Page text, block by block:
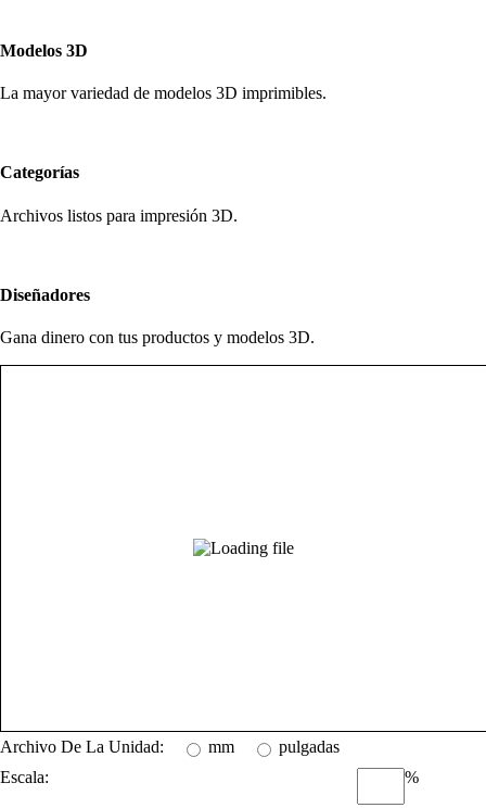
Modelos 3D
La mayor variedad de modelos 3D imprimibles.
Categorías
Archivos listos para impresión 3D.
Diseñadores
Gana dinero con tus productos y modelos 3D.
Archivo De La Unidad: mm
pulgadas
Escala:
%